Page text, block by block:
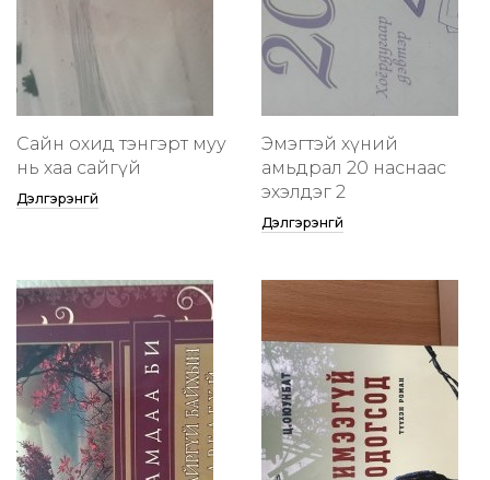
Сайн охид тэнгэрт муу
нь хаа сайгүй
Дэлгэрэнгүй
Эмэгтэй хүний
амьдрал 20 наснаас
эхэлдэг 2
Дэлгэрэнгүй